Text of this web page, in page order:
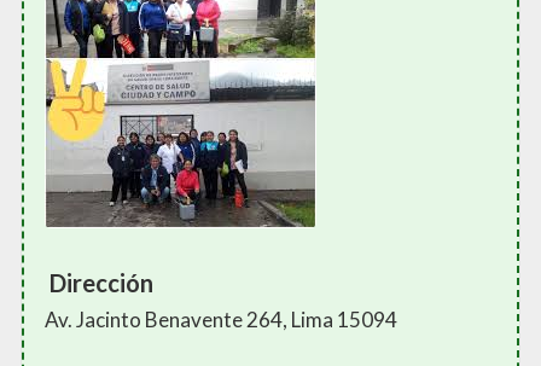
Dirección
Av. Jacinto Benavente 264, Lima 15094